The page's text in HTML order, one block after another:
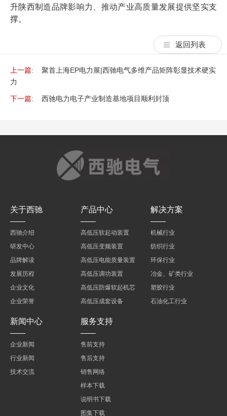
升陕西制造品牌影响力、推动产业高质量发展提供坚实支
撑。
返回列表
上一篇: 聚首上海EP电力展|西驰电气多维产品矩阵彰显技术硬实
力​
下一篇: 西驰电力电子产业制造基地项目顺利封顶
关于西驰
西驰介绍
研发中心
品牌解读
发展历程
企业文化
企业荣誉
产品中心
高低压软起动装置
高低压变频装置
高低压电能质量装置
高低压调功装置
高低压防爆软起机芯
高低压成套设备
解决方案
机械行业
纺织行业
环保行业
冶金、矿类行业
塑胶行业
石油化工行业
新闻中心
企业新闻
行业新闻
技术交流
服务支持
售前支持
售后支持
销售网络
样本下载
说明书下载
图集下载